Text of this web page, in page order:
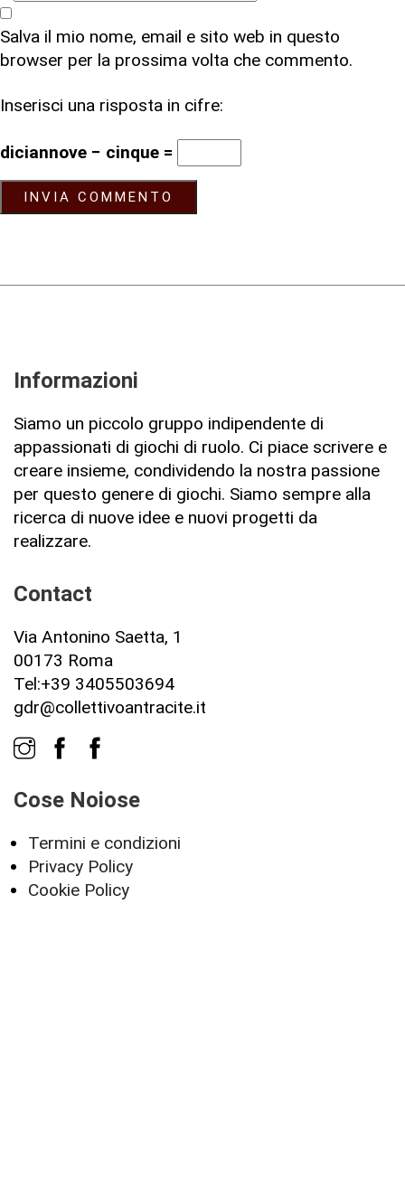
Salva il mio nome, email e sito web in questo
browser per la prossima volta che commento.
Inserisci una risposta in cifre:
diciannove − cinque =
Informazioni
Siamo un piccolo gruppo indipendente di
appassionati di giochi di ruolo. Ci piace scrivere e
creare insieme, condividendo la nostra passione
per questo genere di giochi. Siamo sempre alla
ricerca di nuove idee e nuovi progetti da
realizzare.
Contact
Via Antonino Saetta, 1
00173 Roma
Tel:+39 3405503694
gdr@collettivoantracite.it
Cose Noiose
Termini e condizioni
Privacy Policy
Cookie Policy